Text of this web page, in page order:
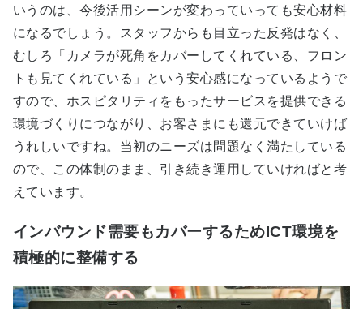
いうのは、今後活用シーンが変わっていっても安心材料
になるでしょう。スタッフからも目立った反発はなく、
むしろ「カメラが死角をカバーしてくれている、フロン
トも見てくれている」という安心感になっているようで
すので、ホスピタリティをもったサービスを提供できる
環境づくりにつながり、お客さまにも還元できていけば
うれしいですね。当初のニーズは問題なく満たしている
ので、この体制のまま、引き続き運用していければと考
えています。
インバウンド需要もカバーするためICT環境を
積極的に整備する